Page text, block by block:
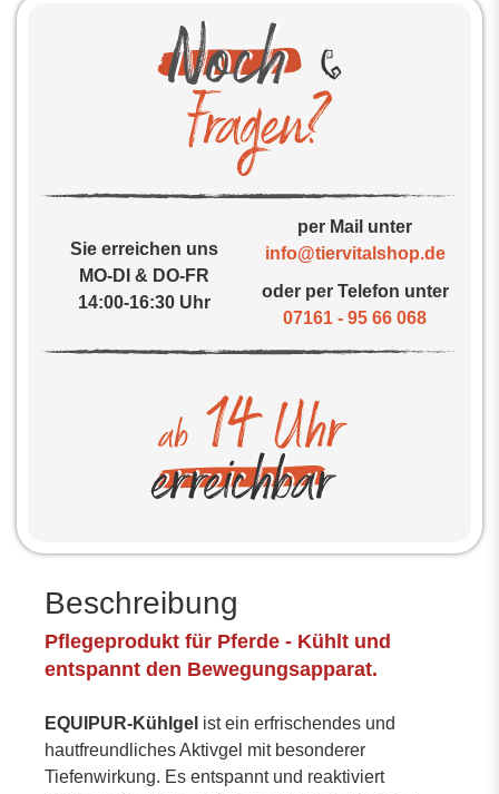
Sie erreichen uns
MO-DI & DO-FR
14:00-16:30 Uhr
per Mail unter
info@tiervitalshop.de
oder per Telefon unter
07161 - 95 66 068
Beschreibung
Pflegeprodukt für Pferde - Kühlt und
entspannt den Bewegungsapparat.
EQUIPUR-Kühlgel ist ein erfrischendes und
hautfreundliches Aktivgel mit besonderer
Tiefenwirkung. Es entspannt und reaktiviert